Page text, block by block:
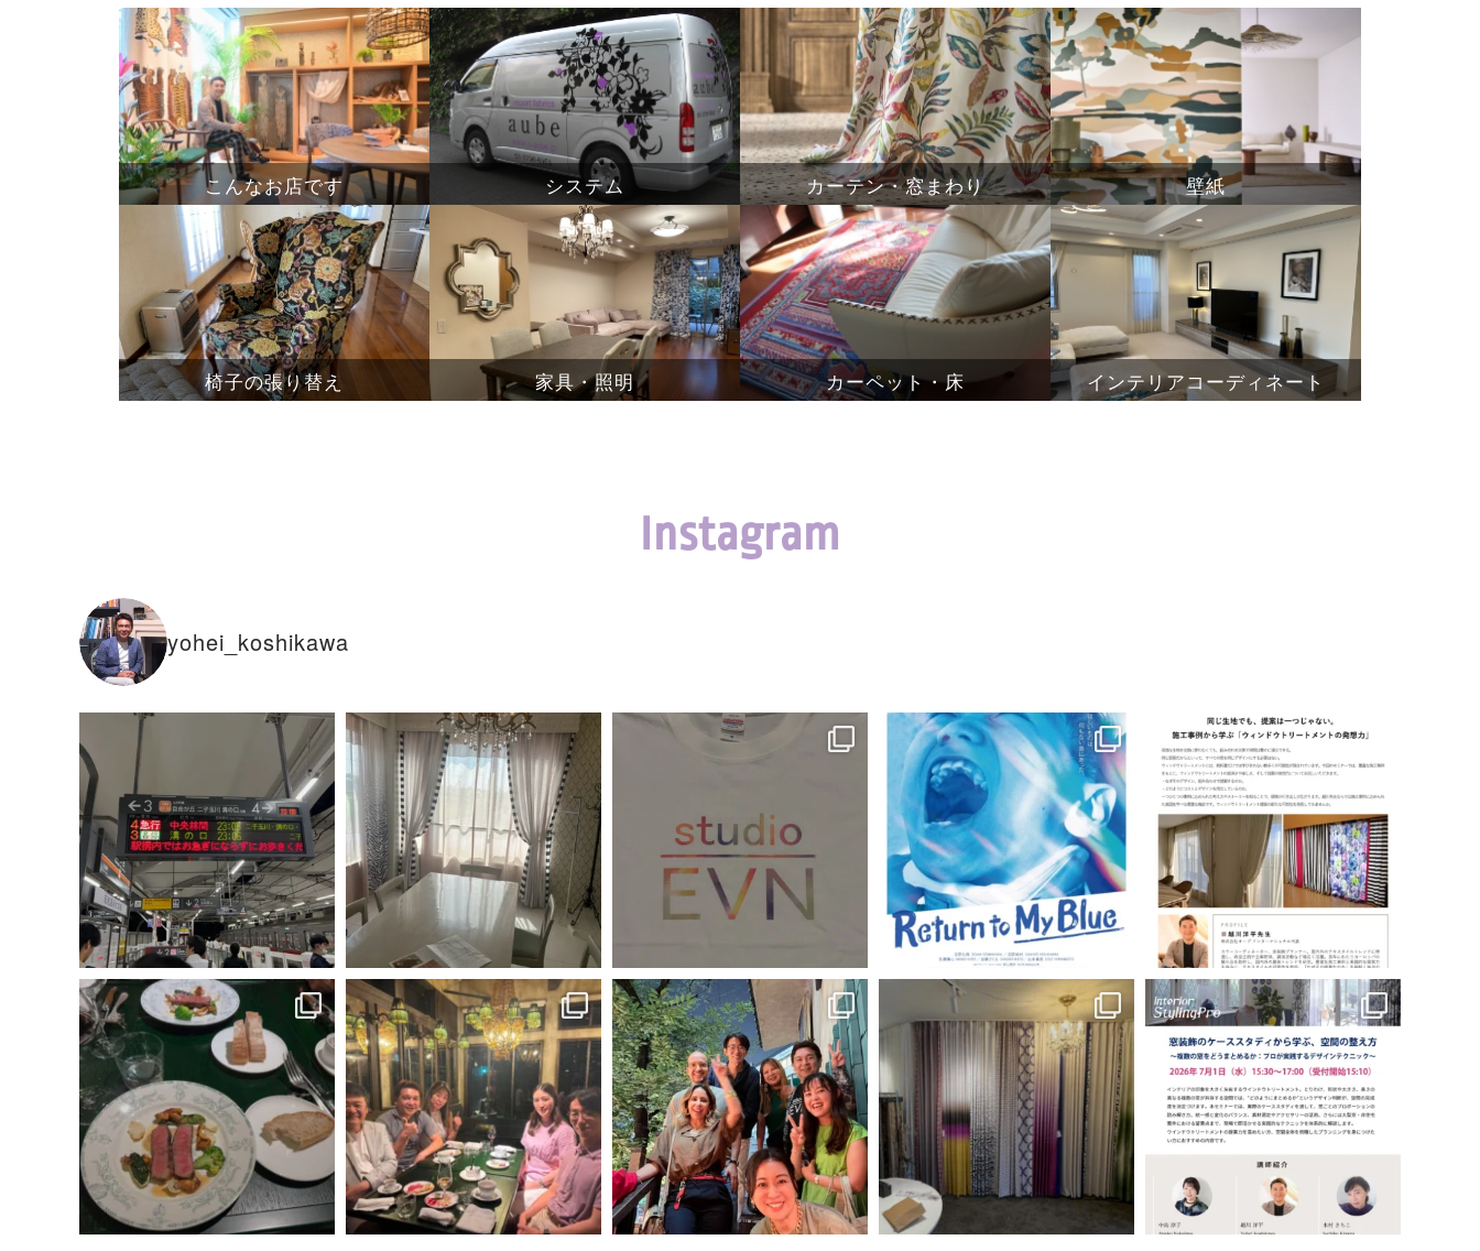
こんなお店です システム カーテン・窓まわり 壁紙
椅子の張り替え 家具・照明 カーペット・床 インテリアコーディネート
Instagram
yohei_koshikawa